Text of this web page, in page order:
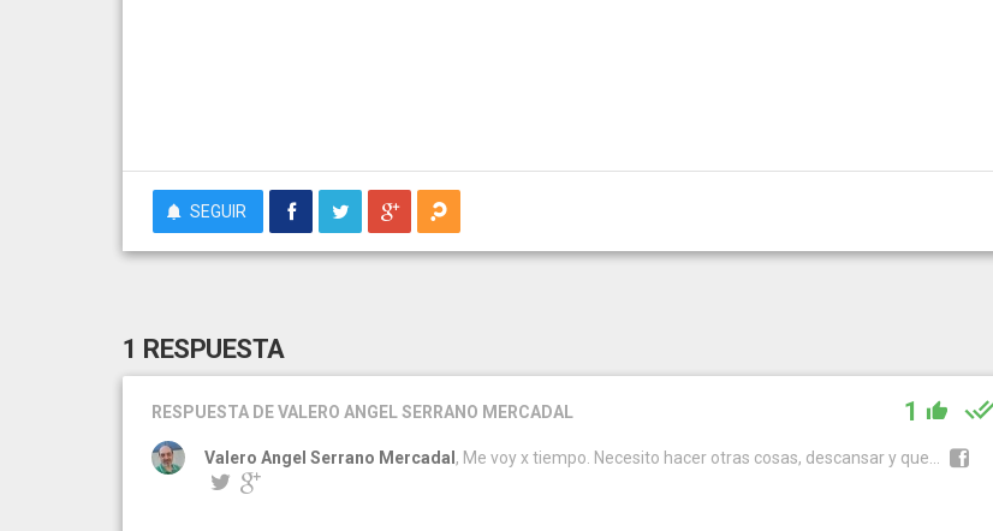
SEGUIR
1 RESPUESTA
RESPUESTA DE VALERO ANGEL SERRANO MERCADAL 1
Valero Angel Serrano Mercadal , Me voy x tiempo. Necesito hacer otras cosas, descansar y que...